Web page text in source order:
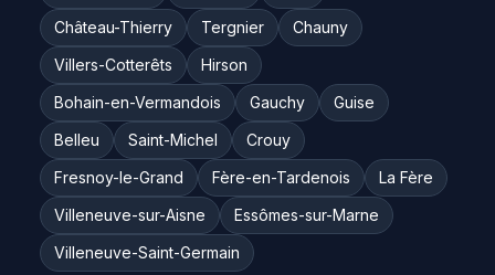
Château-Thierry
Tergnier
Chauny
Villers-Cotterêts
Hirson
Bohain-en-Vermandois
Gauchy
Guise
Belleu
Saint-Michel
Crouy
Fresnoy-le-Grand
Fère-en-Tardenois
La Fère
Villeneuve-sur-Aisne
Essômes-sur-Marne
Villeneuve-Saint-Germain